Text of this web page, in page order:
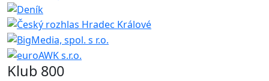
Klub 800